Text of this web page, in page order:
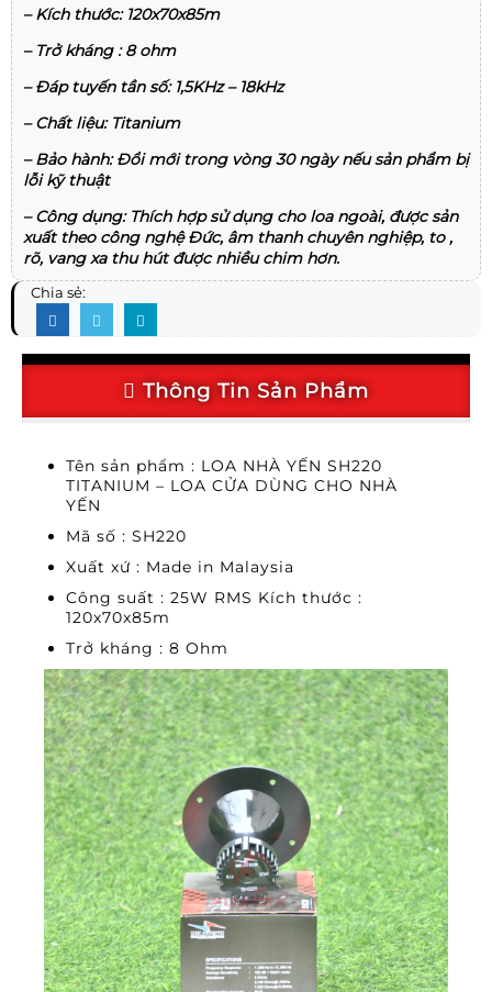
– Kích thước: 120x70x85m
– Trở kháng : 8 ohm
– Đáp tuyến tần số: 1,5KHz – 18kHz
– Chất liệu: Titanium
– Bảo hành: Đổi mới trong vòng 30 ngày nếu sản phẩm bị
lỗi kỹ thuật
– Công dụng: Thích hợp sử dụng cho loa ngoài, được sản
xuất theo công nghệ Đức, âm thanh chuyên nghiệp, to ,
rõ, vang xa thu hút được nhiều chim hơn.
Chia sẻ:
Thông Tin Sản Phẩm
Tên sản phẩm : LOA NHÀ YẾN SH220
TITANIUM – LOA CỬA DÙNG CHO NHÀ
YẾN
Mã số : SH220
Xuất xứ : Made in Malaysia
Công suất : 25W RMS Kích thước :
120x70x85m
Trở kháng : 8 Ohm